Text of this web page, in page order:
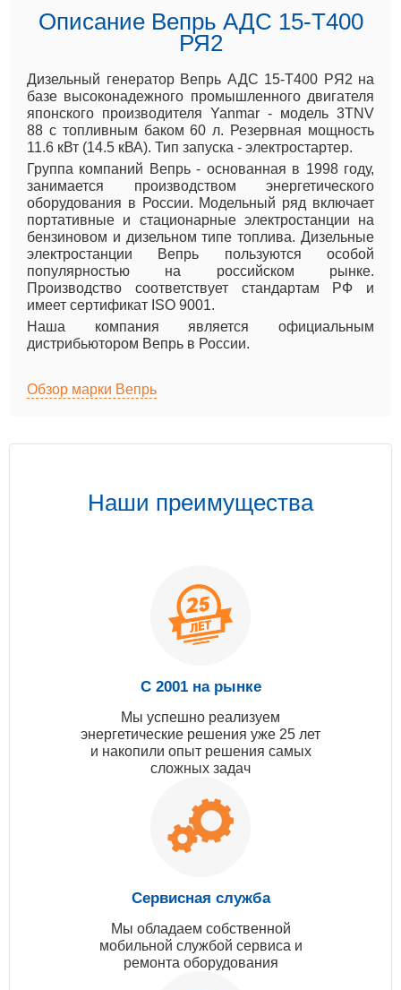
Описание Вепрь АДС 15-Т400
РЯ2
Дизельный генератор Вепрь АДС 15-Т400 РЯ2 на
базе высоконадежного промышленного двигателя
японского производителя Yanmar - модель 3TNV
88 с топливным баком 60 л. Резервная мощность
11.6 кВт (14.5 кВА). Тип запуска - электростартер.
Группа компаний Вепрь - основанная в 1998 году,
занимается производством энергетического
оборудования в России. Модельный ряд включает
портативные и стационарные электростанции на
бензиновом и дизельном типе топлива. Дизельные
электростанции Вепрь пользуются особой
популярностью на российском рынке.
Производство соответствует стандартам РФ и
имеет сертификат ISO 9001.
Наша компания является официальным
дистрибьютором Вепрь в России.
Обзор марки Вепрь
Наши преимущества
С 2001 на рынке
Мы успешно реализуем
энергетические решения уже 25 лет
и накопили опыт решения самых
сложных задач
Сервисная служба
Мы обладаем собственной
мобильной службой сервиса и
ремонта оборудования